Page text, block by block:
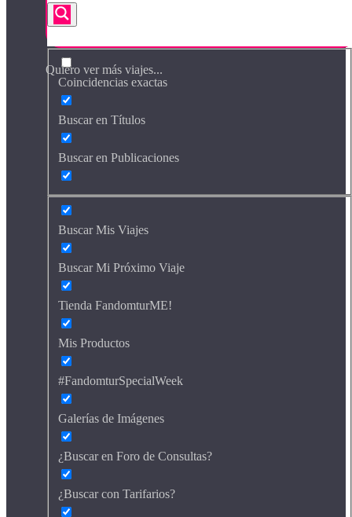
Quiero ver más viajes...
Coincidencias exactas
Buscar en Títulos
Buscar en Publicaciones
Buscar Mis Viajes
Buscar Mi Próximo Viaje
Tienda FandomturME!
Mis Productos
#FandomturSpecialWeek
Galerías de Imágenes
¿Buscar en Foro de Consultas?
¿Buscar con Tarifarios?